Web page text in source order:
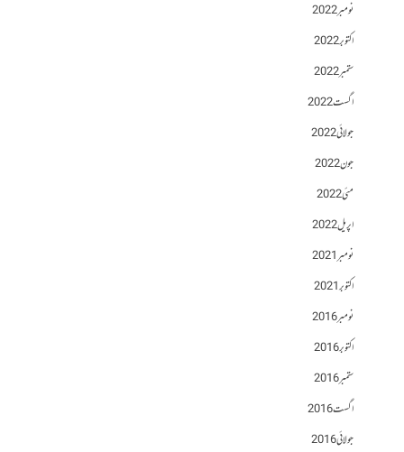
نومبر 2022
اکتوبر 2022
ستمبر 2022
اگست 2022
جولائی 2022
جون 2022
مئی 2022
اپریل 2022
نومبر 2021
اکتوبر 2021
نومبر 2016
اکتوبر 2016
ستمبر 2016
اگست 2016
جولائی 2016